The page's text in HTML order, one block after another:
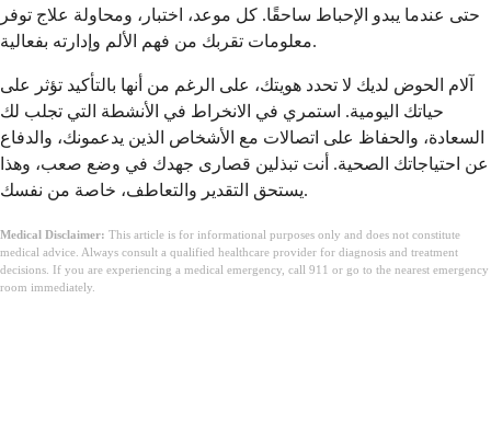
حتى عندما يبدو الإحباط ساحقًا. كل موعد، اختبار، ومحاولة علاج توفر
معلومات تقربك من فهم الألم وإدارته بفعالية.
آلام الحوض لديك لا تحدد هويتك، على الرغم من أنها بالتأكيد تؤثر على
حياتك اليومية. استمري في الانخراط في الأنشطة التي تجلب لك
السعادة، والحفاظ على اتصالات مع الأشخاص الذين يدعمونك، والدفاع
عن احتياجاتك الصحية. أنت تبذلين قصارى جهدك في وضع صعب، وهذا
يستحق التقدير والتعاطف، خاصة من نفسك.
Medical Disclaimer: This article is for informational purposes only and does not constitute
medical advice. Always consult a qualified healthcare provider for diagnosis and treatment
decisions. If you are experiencing a medical emergency, call 911 or go to the nearest emergency
room immediately.